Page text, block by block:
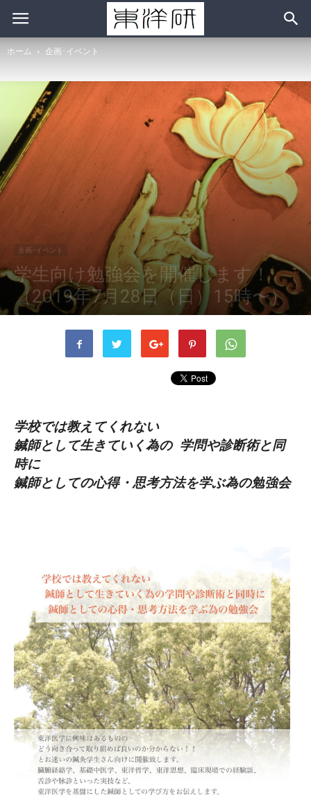
ホーム 企画･イベント
企画･イベント
学生向け勉強会を開催します！
（2019年7月28日（日）15時〜）
書者 ohara - 2019年7月8日 1607 0
学校では教えてくれない
鍼師として生きていく為の 学問や診断術と同
時に
鍼師としての心得・思考方法を学ぶ為の勉強会